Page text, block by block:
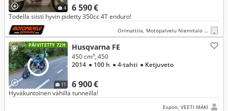
4 6 590 €
Todella siisti hyvin pidetty 350cc 4T enduro!
Orimattila, Motopalvelu Niemitalo Oy
PÄIVITETTY 72H
11
Husqvarna FE
6 900 €
450 cm³, 450
2014 ● 100 h ● 4-tahti ● Ketjuveto
Hyväkuntoinen vähillä tunneilla!
Espoo, VEETI MÄKI